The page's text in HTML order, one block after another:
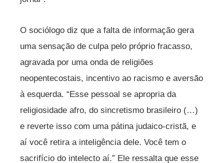
O sociólogo diz que a falta de informação gera
uma sensação de culpa pelo próprio fracasso,
agravada por uma onda de religiões
neopentecostais, incentivo ao racismo e aversão
à esquerda. “Esse pessoal se apropria da
religiosidade afro, do sincretismo brasileiro (…)
e reverte isso com uma pátina judaico-cristã, e
aí você retira a inteligência dele. Você tem o
sacrifício do intelecto aí.” Ele ressalta que esse